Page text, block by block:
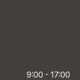
9:00 - 17:00